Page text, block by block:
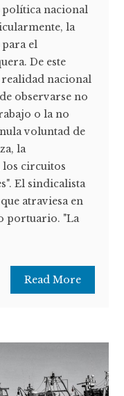
política nacional
la
el
De este
nacional
observarse no
o la no
voluntad de
la
los circuitos
El sindicalista
atraviesa en
portuario. "La
Read More